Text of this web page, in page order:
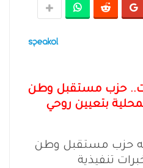
حزب مستقبل وطن
بتعيين روحي
حزب مستقبل وطن
تنفيذية